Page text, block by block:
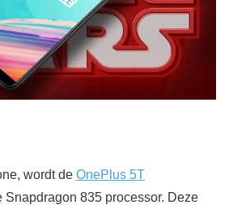
wordt de OnePlus 5T
Snapdragon 835 processor. Deze